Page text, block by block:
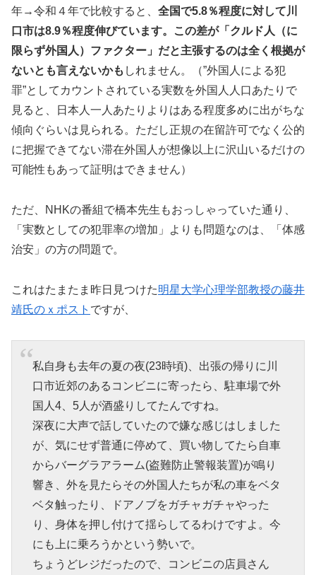
年→令和４年で比較すると、 全国で5.8％程度に対して川
口市は8.9％程度伸びています。この差が「クルド人（に
限らず外国人）ファクター」だと主張するのは全く根拠が
ないとも言えないかも しれません。（”外国人による犯
罪”としてカウントされている実数を外国人人口あたりで
見ると、日本人一人あたりよりはある程度多めに出がちな
傾向ぐらいは見られる。ただし正規の在留許可でなく公的
に把握できてない滞在外国人が想像以上に沢山いるだけの
可能性もあって証明はできません）
ただ、NHKの番組で橋本先生もおっしゃっていた通り、
「実数としての犯罪率の増加」よりも問題なのは、「体感
治安」の方の問題で。
これはたまたま昨日見つけた明星大学心理学部教授の藤井
靖氏のｘポスト ですが、
私自身も去年の夏の夜(23時頃)、出張の帰りに川
口市近郊のあるコンビニに寄ったら、駐車場で外
国人4、5人が酒盛りしてたんですね。
深夜に大声で話していたので嫌な感じはしました
が、気にせず普通に停めて、買い物してたら自車
からバーグラアラーム(盗難防止警報装置)が鳴り
響き、外を見たらその外国人たちが私の車をベタ
ベタ触ったり、ドアノブをガチャガチャやった
り、身体を押し付けて揺らしてるわけですよ。今
にも上に乗ろうかという勢いで。
ちょうどレジだったので、コンビニの店員さん